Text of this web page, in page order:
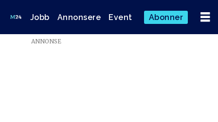
Jobb Annonsere Event Abonner
ANNONSE